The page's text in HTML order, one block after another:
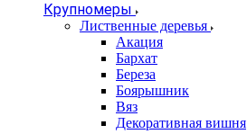
Крупномеры
Лиственные деревья
Акация
Бархат
Береза
Боярышник
Вяз
Декоративная вишня